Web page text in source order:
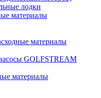
лодки
материалы
материалы
GOLFSTREAM
материалы